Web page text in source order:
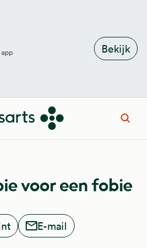
Bekijk
voor een fobie
E-mail